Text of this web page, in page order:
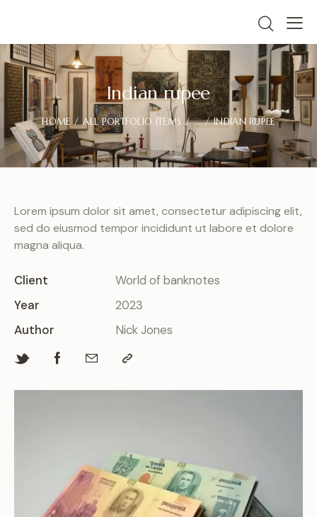
Indian rupee
HOME ALL PORTFOLIO ITEMS ... INDIAN RUPEE
Lorem ipsum dolor sit amet, consectetur adipiscing elit,
sed do eiusmod tempor incididunt ut labore et dolore
magna aliqua.
Client
World of banknotes
Year
2023
Author
Nick Jones